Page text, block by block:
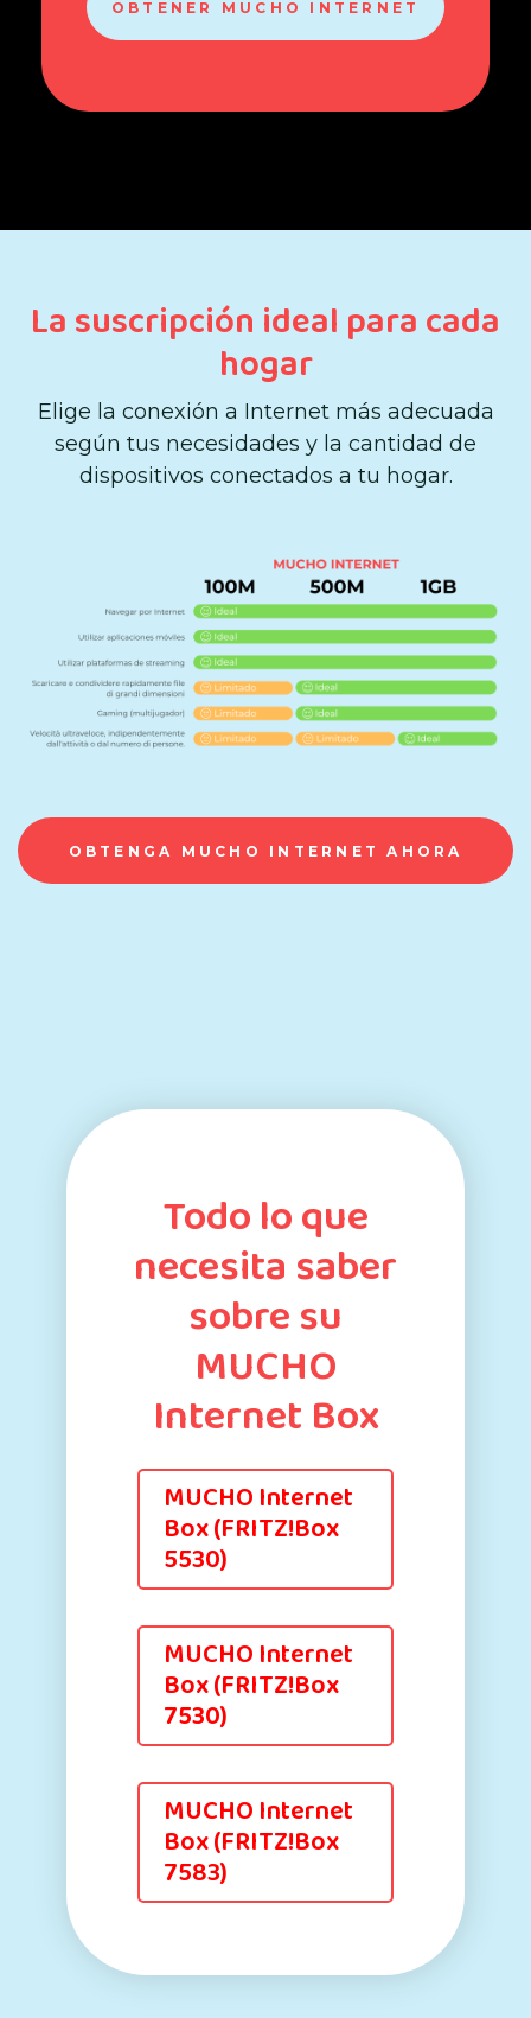
OBTENER MUCHO INTERNET
La suscripción ideal para cada
hogar
Elige la conexión a Internet más adecuada
según tus necesidades y la cantidad de
dispositivos conectados a tu hogar.
OBTENGA MUCHO INTERNET AHORA
Todo lo que
necesita saber
sobre su
MUCHO
Internet Box
MUCHO Internet
Box (FRITZ!Box
5530)
MUCHO Internet
Box (FRITZ!Box
7530)
MUCHO Internet
Box (FRITZ!Box
7583)